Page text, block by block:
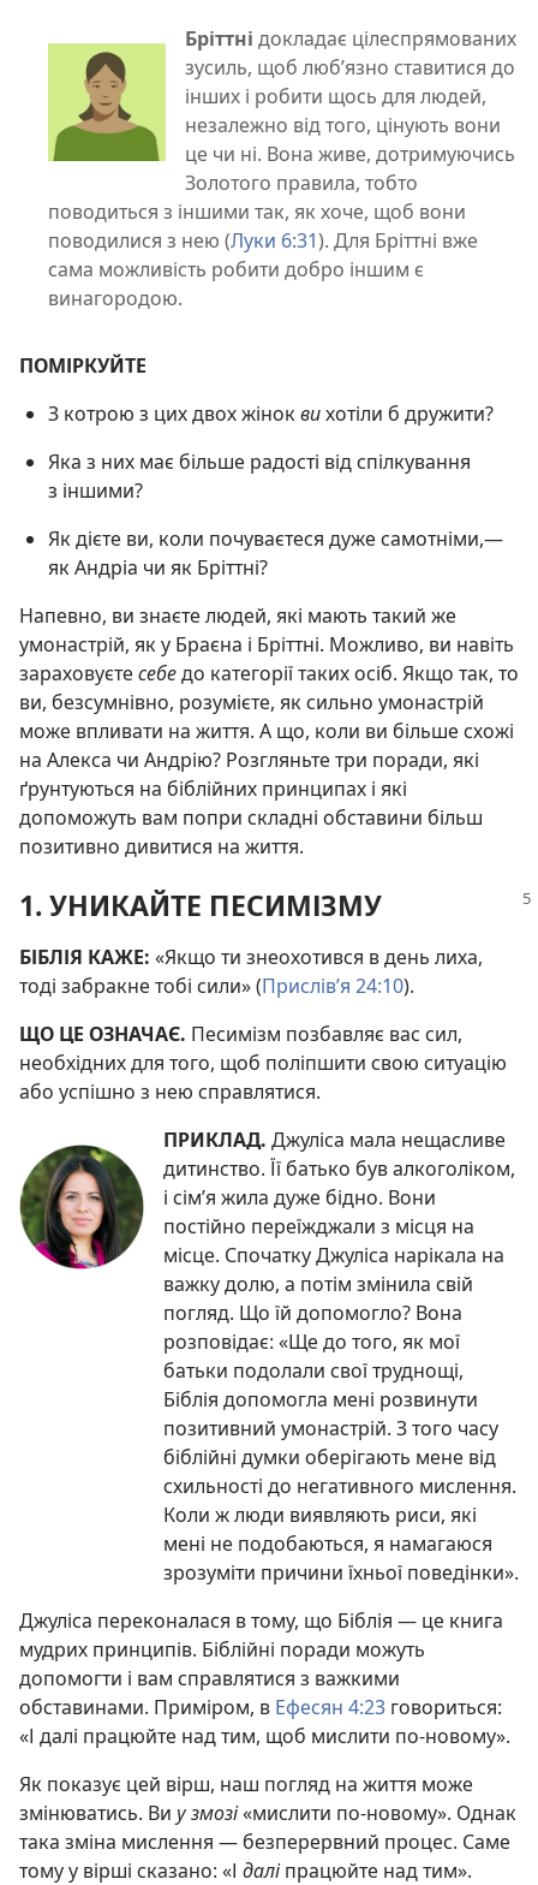
Бріттні докладає цілеспрямованих
зусиль, щоб люб’язно ставитися до
інших і робити щось для людей,
незалежно від того, цінують вони
це чи ні. Вона живе, дотримуючись
Золотого правила, тобто
поводиться з іншими так, як хоче, щоб вони
поводилися з нею (Луки 6:31). Для Бріттні вже
сама можливість робити добро іншим є
винагородою.
ПОМІРКУЙТЕ
З котрою з цих двох жінок вихотіли б дружити?
Яка з них має більше радості від спілкування
з іншими?
Як дієте ви, коли почуваєтеся дуже самотніми,—
як Андріа чи як Бріттні?
Напевно, ви знаєте людей, які мають такий же
умонастрій, як у Браєна і Бріттні. Можливо, ви навіть
зараховуєте себедо категорії таких осіб. Якщо так, то
ви, безсумнівно, розумієте, як сильно умонастрій
може впливати на життя. А що, коли ви більше схожі
на Алекса чи Андрію? Розгляньте три поради, які
ґрунтуються на біблійних принципах і які
допоможуть вам попри складні обставини більш
позитивно дивитися на життя.
1. УНИКАЙТЕ ПЕСИМІЗМУ
БІБЛІЯ КАЖЕ: «Якщо ти знеохотився в день лиха,
тоді забракне тобі сили» (Прислів’я 24:10).
ЩО ЦЕ ОЗНАЧАЄ. Песимізм позбавляє вас сил,
необхідних для того, щоб поліпшити свою ситуацію
або успішно з нею справлятися.
ПРИКЛАД. Джуліса мала нещасливе
дитинство. Її батько був алкоголіком,
і сім’я жила дуже бідно. Вони
постійно переїжджали з місця на
місце. Спочатку Джуліса нарікала на
важку долю, а потім змінила свій
погляд. Що їй допомогло? Вона
розповідає: «Ще до того, як мої
батьки подолали свої труднощі,
Біблія допомогла мені розвинути
позитивний умонастрій. З того часу
біблійні думки оберігають мене від
схильності до негативного мислення.
Коли ж люди виявляють риси, які
мені не подобаються, я намагаюся
зрозуміти причини їхньої поведінки».
Джуліса переконалася в тому, що Біблія — це книга
мудрих принципів. Біблійні поради можуть
допомогти і вам справлятися з важкими
обставинами. Приміром, в Ефесян 4:23 говориться:
«І далі працюйте над тим, щоб мислити по-новому».
Як показує цей вірш, наш погляд на життя може
змінюватись. Ви у змозі«мислити по-новому». Однак
така зміна мислення — безперервний процес. Саме
тому у вірші сказано: «І даліпрацюйте над тим».